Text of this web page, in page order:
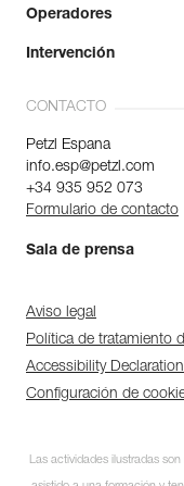
Operadores
Intervención
CONTACTO
Petzl Espana
info.esp@petzl.com
+34 935 952 073
Formulario de contacto
Sala de prensa
Aviso legal
Política de tratamiento
Accessibility Declaration
Configuración de
Las actividades ilustradas